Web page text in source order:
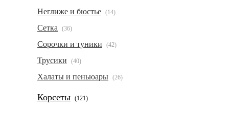
Неглиже и бюстье (14)
Сетка (36)
Сорочки и туники (42)
Трусики (40)
Халаты и пеньюары (26)
Корсеты (121)